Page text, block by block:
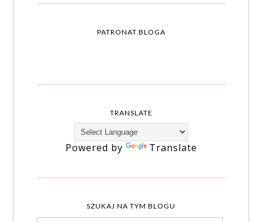
PATRONAT BLOGA
TRANSLATE
Powered by Translate
SZUKAJ NA TYM BLOGU